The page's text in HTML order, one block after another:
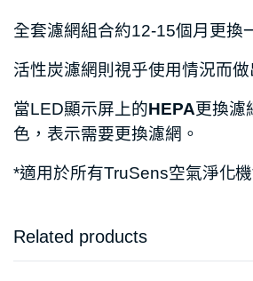
全套濾網組合約12-15個月更換
活性炭濾網則視乎使用情況而做
當LED顯示屏上的HEPA更換濾
色，表示需要更換濾網。
*適用於所有TruSens空氣淨化
Related products